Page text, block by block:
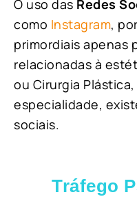
O uso das Redes
como Instagram,
primordiais apenas
relacionadas à
ou Cirurgia Plástica,
especialidade,
sociais.
Tráfego